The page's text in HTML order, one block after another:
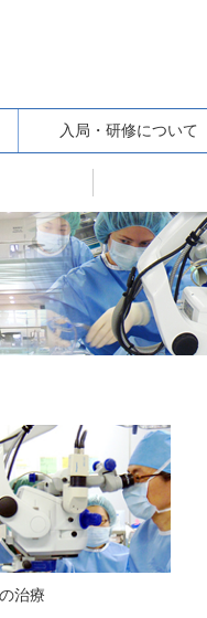
入局・研修について
治療